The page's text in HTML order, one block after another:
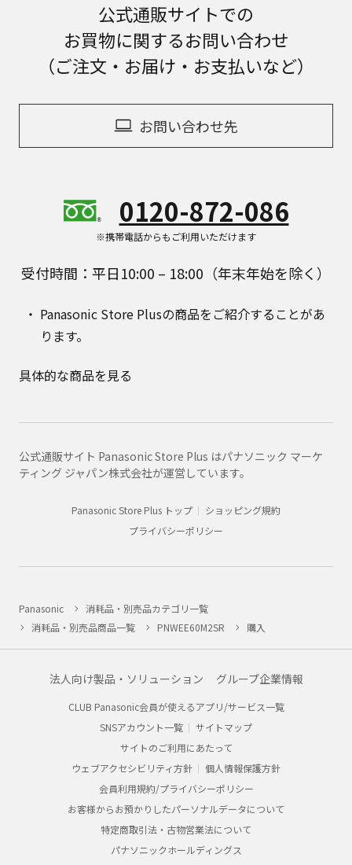
公式通販サイトでの
お買物に関するお問い合わせ
（ご注文・お届け・お支払いなど）
お問い合わせ先
0120-872-086
※携帯電話からもご利用いただけます
受付時間：平日10:00 – 18:00（年末年始を除く）
Panasonic Store Plusの商品をご紹介することがあ
ります。
具体的な商品を見る
公式通販サイト Panasonic Store Plus はパナソニック マーケ
ティング ジャパン株式会社が運営しています。
Panasonic Store Plus トップ
ショッピング規約
プライバシーポリシー
Panasonic
消耗品・別売品カテゴリ一覧
消耗品・別売品商品一覧
PNWEE60M2SR 購入
法人向け製品・ソリューション グループ企業情報
CLUB Panasonic会員が使えるアプリ/サービス一覧
SNSアカウント一覧
サイトマップ
サイトのご利用にあたって
ウェブアクセシビリティ方針
個人情報保護方針
会員利用規約/プライバシーポリシー
お客様からお預かりしたパーソナルデータについて
特定商取引法・古物営業法について
パナソニックホールディングス